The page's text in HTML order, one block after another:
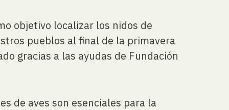
objetivo localizar los nidos de
pueblos al final de la primavera
gracias a las ayudas de Fundación
de aves son esenciales para la